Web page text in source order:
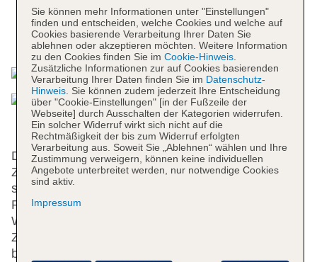
Das bietet Ihre Unterkunft
Das Hotel mit einem Aufzug verfügt über 133
Zimmer. An der Rezeption im Empfangsbereich
steht englisch- und deutschsprachiges Personal mit
Rat und Tat zur Seite. Zur Einrichtung gehört eine
Wechselstube. Per WLAN erhalten die Gäste
Zugang zum Internet (ohne Gebühr). Hilfestellung
bei der Buchung von Ausflügen wird am Tourdesk
Sie können mehr Informationen unter "Einstellungen"
finden und entscheiden, welche Cookies und welche auf
Cookies basierende Verarbeitung Ihrer Daten Sie
ablehnen oder akzeptieren möchten. Weitere Information
zu den Cookies finden Sie im Cookie-Hinweis.
Zusätzliche Informationen zur auf Cookies basierenden
Verarbeitung Ihrer Daten finden Sie im Datenschutz-
Hinweis. Sie können zudem jederzeit Ihre Entscheidung
über "Cookie-Einstellungen" [in der Fußzeile der
Webseite] durch Ausschalten der Kategorien widerrufen.
Ein solcher Widerruf wirkt sich nicht auf die
Rechtmäßigkeit der bis zum Widerruf erfolgten
Verarbeitung aus. Soweit Sie „Ablehnen“ wählen und Ihre
Zustimmung verweigern, können keine individuellen
Angebote unterbreitet werden, nur notwendige Cookies
sind aktiv.
Impressum